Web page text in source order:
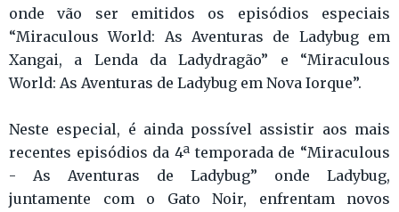
onde vão ser emitidos os episódios especiais
“Miraculous World: As Aventuras de Ladybug em
Xangai, a Lenda da Ladydragão” e “Miraculous
World: As Aventuras de Ladybug em Nova Iorque”.
Neste especial, é ainda possível assistir aos mais
recentes episódios da 4ª temporada de “Miraculous
- As Aventuras de Ladybug” onde Ladybug,
juntamente com o Gato Noir, enfrentam novos